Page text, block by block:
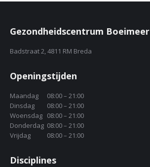
Gezondheidscentrum Boeimeer
Badstraat 2, 4811 RM Breda
Openingstijden
Maandag
08:00 – 21:00
Dinsdag
08:00 – 21:00
Woensdag 08:00 – 21:00
Donderdag 08:00 – 21:00
Vrijdag
08:00 – 21:00
Disciplines